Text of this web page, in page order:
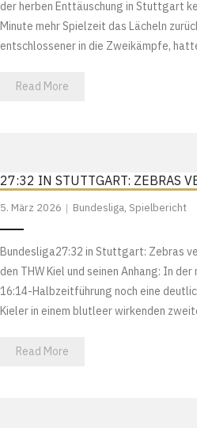
der herben Enttäuschung in Stuttgart
Minute mehr Spielzeit das Lächeln
entschlossener in die Zweikämpfe,
Read More
27:32 IN STUTTGART: ZEBRAS
5. März 2026 Bundesliga, Spielbericht
Bundesliga27:32 in Stuttgart: Zebras
den THW Kiel und seinen Anhang: In
16:14-Halbzeitführung noch eine
Kieler in einem blutleer wirkenden
Read More